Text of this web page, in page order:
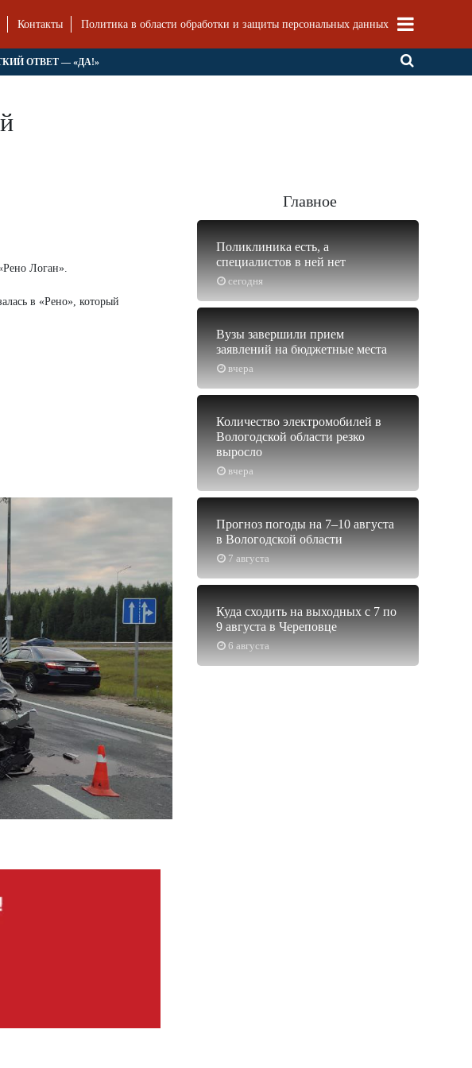
Контакты Политика в области обработки и защиты персональных данных
ОТВЕТ — «ДА!»
Логан».
в «Рено», который
Главное
сегодня
Поликлиника есть, а
специалистов в ней нет
вчера
Вузы завершили прием
заявлений на бюджетные места
вчера
Количество электромобилей в
Вологодской области резко
выросло
7 августа
Прогноз погоды на 7–10 августа
в Вологодской области
6 августа
Куда сходить на выходных с 7 по
9 августа в Череповце